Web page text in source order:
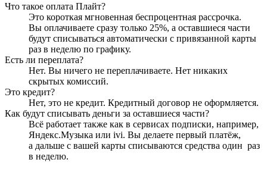
Что такое оплата Плайт?
Это короткая мгновенная беспроцентная рассрочка.
Вы оплачиваете сразу только 25%, а оставшиеся части
будут списываться автоматически с привязанной карты
раз в неделю по графику.
Есть ли переплата?
Нет. Вы ничего не переплачиваете. Нет никаких
скрытых комиссий.
Это кредит?
Нет, это не кредит. Кредитный договор не оформляется.
Как будут списывать деньги за оставшиеся части?
Всё работает также как в сервисах подписки, например,
Яндекс.Музыка или ivi. Вы делаете первый платёж,
а дальше с вашей карты списываются средства один раз
в неделю.